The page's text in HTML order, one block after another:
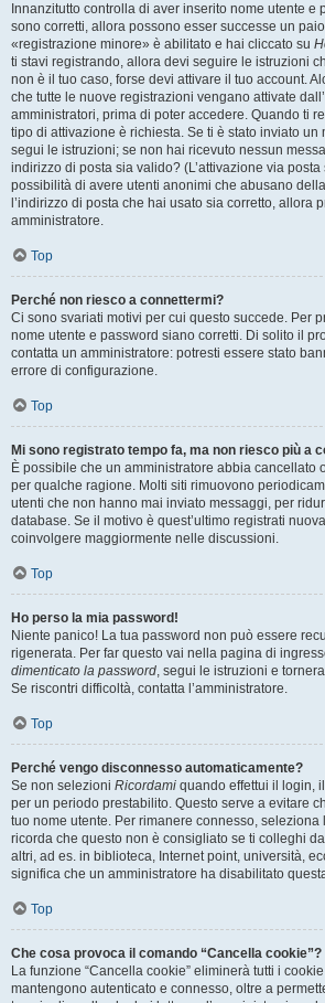
Innanzitutto controlla di aver inserito nome utente e
sono corretti, allora possono esser successe un
«registrazione minore» è abilitato e hai cliccato su
ti stavi registrando, allora devi seguire le istruzioni
non è il tuo caso, forse devi attivare il tuo account.
che tutte le nuove registrazioni vengano attivate
amministratori, prima di poter accedere. Quando ti
tipo di attivazione è richiesta. Se ti è stato inviato
segui le istruzioni; se non hai ricevuto nessun
indirizzo di posta sia valido? (L’attivazione via
possibilità di avere utenti anonimi che abusano
l’indirizzo di posta che hai usato sia corretto, allora
amministratore.
Top
Perché non riesco a connettermi?
Ci sono svariati motivi per cui questo succede. Per
nome utente e password siano corretti. Di solito il
contatta un amministratore: potresti essere stato
errore di configurazione.
Top
Mi sono registrato tempo fa, ma non riesco più a
È possibile che un amministratore abbia cancellato
per qualche ragione. Molti siti rimuovono
utenti che non hanno mai inviato messaggi, per
database. Se il motivo è quest’ultimo registrati
coinvolgere maggiormente nelle discussioni.
Top
Ho perso la mia password!
Niente panico! La tua password non può essere
rigenerata. Per far questo vai nella pagina di
dimenticato la password, segui le istruzioni e
Se riscontri difficoltà, contatta l’amministratore.
Top
Perché vengo disconnesso automaticamente?
Se non selezioni Ricordami quando effettui il login,
per un periodo prestabilito. Questo serve a evitare
tuo nome utente. Per rimanere connesso, seleziona
ricorda che questo non è consigliato se ti colleghi
altri, ad es. in biblioteca, Internet point, università,
significa che un amministratore ha disabilitato
Top
Che cosa provoca il comando “Cancella cookie”?
La funzione “Cancella cookie” eliminerà tutti i
mantengono autenticato e connesso, oltre a